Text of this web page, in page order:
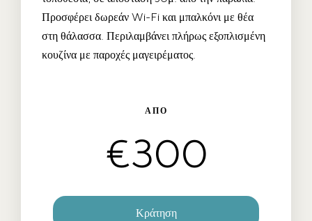
Προσφέρει δωρεάν Wi-Fi και μπαλκόνι με θέα
στη θάλασσα. Περιλαμβάνει πλήρως εξοπλισμένη
κουζίνα με παροχές μαγειρέματος.
ΑΠΌ
€300
Κράτηση